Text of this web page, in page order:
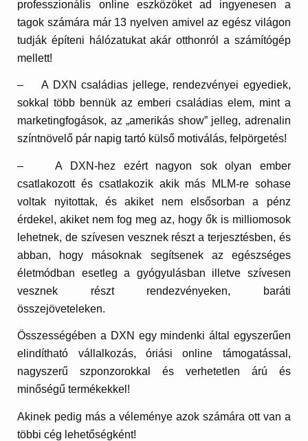
professzionális online eszközöket ad ingyenesen a
tagok számára már 13 nyelven amivel az egész világon
tudják építeni hálózatukat akár otthonról a számítógép
mellett!
– A DXN családias jellege, rendezvényei egyediek,
sokkal több bennük az emberi családias elem, mint a
marketingfogások, az „amerikás show” jelleg, adrenalin
színtnövelő pár napig tartó külső motiválás, felpörgetés!
– A DXN-hez ezért nagyon sok olyan ember
csatlakozott és csatlakozik akik más MLM-re sohase
voltak nyitottak, és akiket nem elsősorban a pénz
érdekel, akiket nem fog meg az, hogy ők is milliomosok
lehetnek, de szívesen vesznek részt a terjesztésben, és
abban, hogy másoknak segítsenek az egészséges
életmódban esetleg a gyógyulásban illetve szívesen
vesznek részt rendezvényeken, baráti
összejöveteleken.
Összességében a DXN egy mindenki által egyszerűen
elindítható vállalkozás, óriási online támogatással,
nagyszerű szponzorokkal és verhetetlen árú és
minőségű termékekkel!
Akinek pedig más a véleménye azok számára ott van a
többi cég lehetőségként!